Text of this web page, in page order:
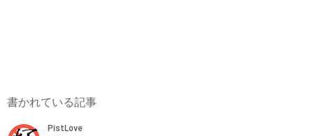
書かれている記事